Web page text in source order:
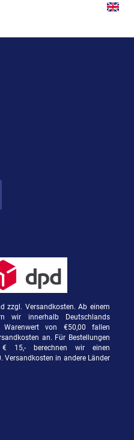
zzgl. Versandkosten. Ab einem
wir innerhalb Deutschlands
Warenwert von €50,00 fallen
an. Für Bestellungen
15,- berechnen wir einen
Versandkosten in andere Länder